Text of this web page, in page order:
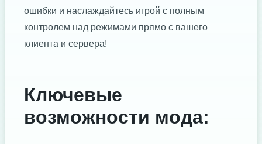
ошибки и наслаждайтесь игрой с полным
контролем над режимами прямо с вашего
клиента и сервера!
Ключевые
возможности мода: